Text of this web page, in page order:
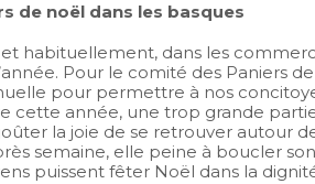
de noël dans les basques
habituellement, dans les
Pour le comité des Paniers
pour permettre à nos
cette année, une trop grande
la joie de se retrouver autour
semaine, elle peine à boucler
puissent fêter Noël dans la